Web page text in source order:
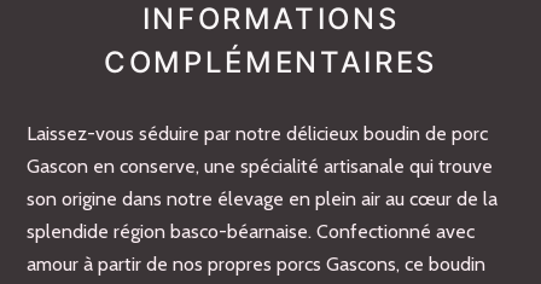
INFORMATIONS
COMPLÉMENTAIRES
Laissez-vous séduire par notre délicieux boudin de porc
Gascon en conserve, une spécialité artisanale qui trouve
son origine dans notre élevage en plein air au cœur de la
splendide région basco-béarnaise. Confectionné avec
amour à partir de nos propres porcs Gascons, ce boudin